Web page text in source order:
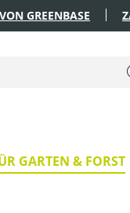
GREENBASE
GARTEN & FORST